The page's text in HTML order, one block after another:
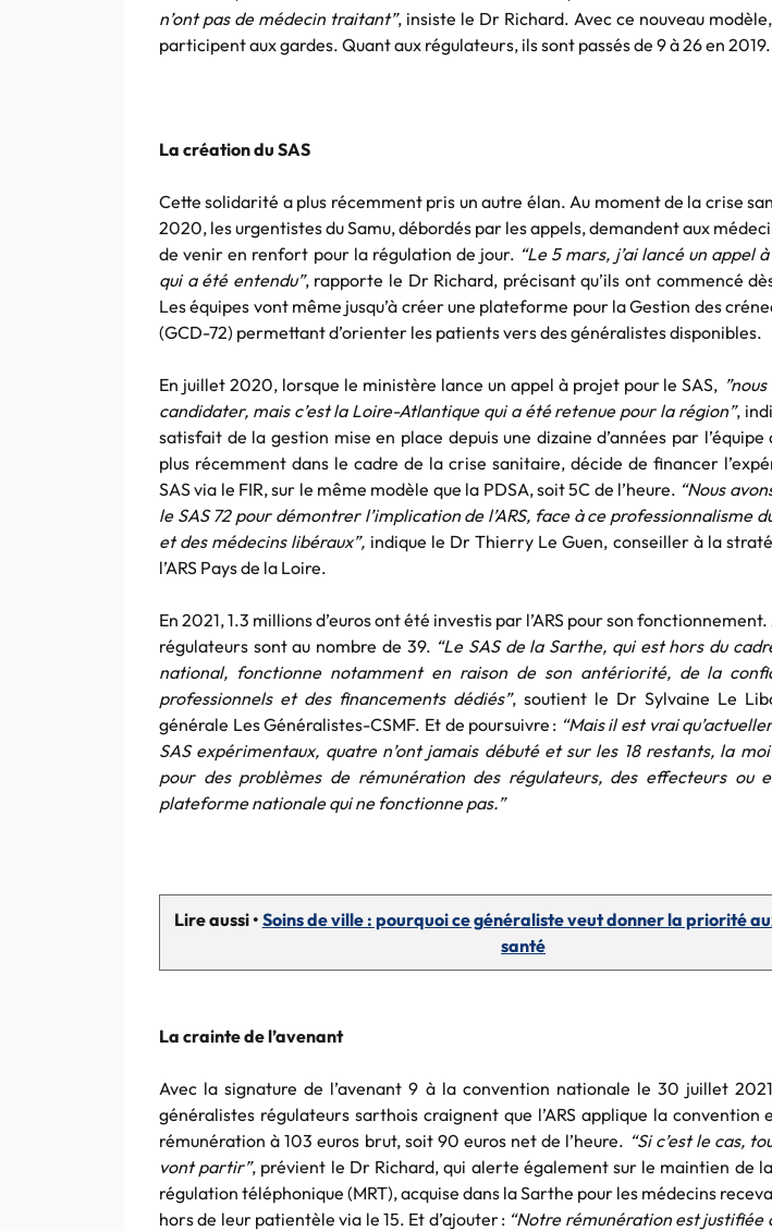
n’ont pas de médecin traitant”, insiste le Dr Richard. Avec ce nouveau
participent aux gardes. Quant aux régulateurs, ils sont passés de 9 à 26 en 2019.
La création du SAS
Cette solidarité a plus récemment pris un autre élan. Au moment de la crise
2020, les urgentistes du Samu, débordés par les appels, demandent aux
de venir en renfort pour la régulation de jour. “Le 5 mars, j’ai lancé un appel
qui a été entendu”, rapporte le Dr Richard, précisant qu’ils ont commencé
Les équipes vont même jusqu’à créer une plateforme pour la Gestion des
(GCD-72) permettant d’orienter les patients vers des généralistes disponibles.
En juillet 2020, lorsque le ministère lance un appel à projet pour le SAS,
candidater, mais c’est la Loire-Atlantique qui a été retenue pour la région”,
satisfait de la gestion mise en place depuis une dizaine d’années par
plus récemment dans le cadre de la crise sanitaire, décide de financer
SAS via le FIR, sur le même modèle que la PDSA, soit 5C de l’heure. “Nous
le SAS 72 pour démontrer l’implication de l’ARS, face à ce professionnalisme
et des médecins libéraux”, indique le Dr Thierry Le Guen, conseiller à la
l’ARS Pays de la Loire.
En 2021, 1.3 millions d’euros ont été investis par l’ARS pour son fonctionnement.
régulateurs sont au nombre de 39. “Le SAS de la Sarthe, qui est hors du
national, fonctionne notamment en raison de son antériorité, de la
professionnels et des financements dédiés”, soutient le Dr Sylvaine Le
générale Les Généralistes-CSMF. Et de poursuivre : “Mais il est vrai
SAS expérimentaux, quatre n’ont jamais débuté et sur les 18 restants, la
pour des problèmes de rémunération des régulateurs, des effecteurs ou
plateforme nationale qui ne fonctionne pas.”
Lire aussi • Soins de ville : pourquoi ce généraliste veut donner la priorité
santé
La crainte de l’avenant
Avec la signature de l’avenant 9 à la convention nationale le 30 juillet
généralistes régulateurs sarthois craignent que l’ARS applique la convention
rémunération à 103 euros brut, soit 90 euros net de l’heure. “Si c’est le cas,
vont partir”, prévient le Dr Richard, qui alerte également sur le maintien de
régulation téléphonique (MRT), acquise dans la Sarthe pour les médecins
hors de leur patientèle via le 15. Et d’ajouter : “Notre rémunération est